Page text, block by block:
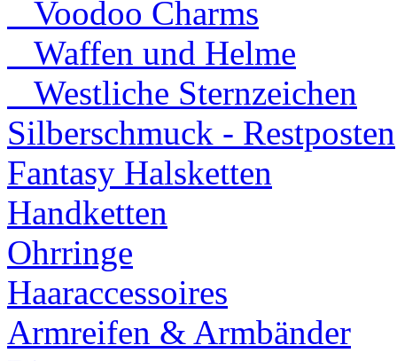
Voodoo Charms
Waffen und Helme
Westliche Sternzeichen
Silberschmuck - Restposten
Fantasy Halsketten
Handketten
Ohrringe
Haaraccessoires
Armreifen & Armbänder